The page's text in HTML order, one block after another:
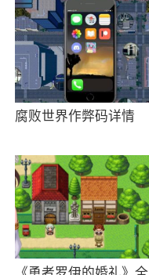
增加了游戏的可玩
的品牌保障和持续
活力
更新日志
领略全球各地
新赛季用轮胎丈量
【限时玩法-极限挑
冲刺排位赢荣
腐败世界作弊码详情